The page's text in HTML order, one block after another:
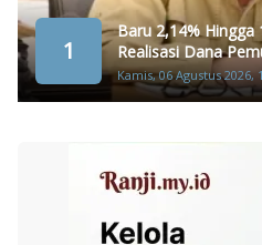
1
Baru 2,14%
Realisasi Dana
Kamis, 06 Agustus 2026,